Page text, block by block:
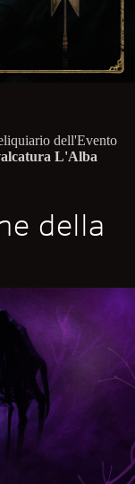
dell'Evento
L'Alba
della